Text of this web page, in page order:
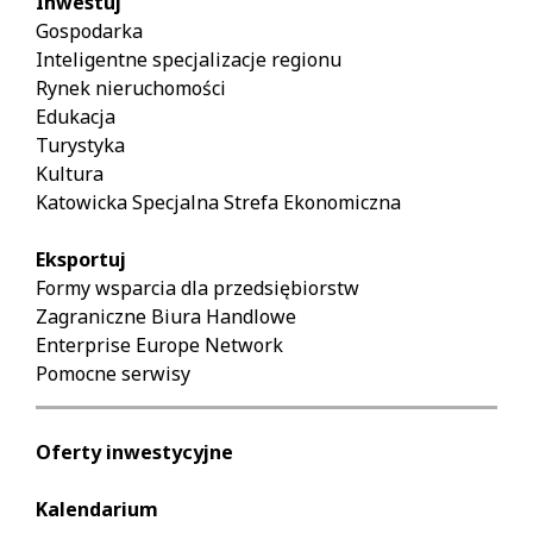
Gospodarka
Inteligentne specjalizacje regionu
Rynek nieruchomości
Edukacja
Turystyka
Kultura
Katowicka Specjalna Strefa Ekonomiczna
Eksportuj
Formy wsparcia dla przedsiębiorstw
Zagraniczne Biura Handlowe
Enterprise Europe Network
Pomocne serwisy
Oferty inwestycyjne
Kalendarium